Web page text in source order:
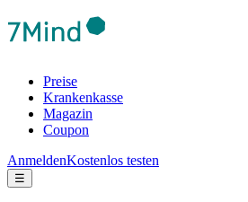
Preise
Krankenkasse
Magazin
Coupon
AnmeldenKostenlos testen
☰